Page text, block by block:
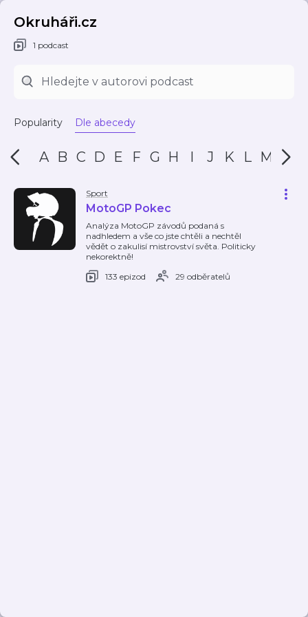
Okruháři.cz
1 podcast
Popularity Dle abecedy
A B C D E F G H I J K L M N
Sport
MotoGP Pokec
Analýza MotoGP závodů podaná s
nadhledem a vše co jste chtěli a nechtěl
vědět o zakulisí mistrovství světa. Politicky
nekorektně!
133 epizod
29 odběratelů